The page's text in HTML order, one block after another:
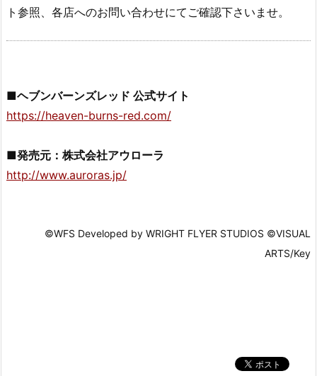
ト参照、各店へのお問い合わせにてご確認下さいませ。
■ヘブンバーンズレッド 公式サイト
https://heaven-burns-red.com/
■発売元：株式会社アウローラ
http://www.auroras.jp/
©WFS Developed by WRIGHT FLYER STUDIOS ©VISUAL
ARTS/Key